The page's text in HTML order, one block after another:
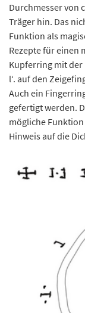
Durchmesser von
Träger hin. Das
Funktion als
Rezepte für einen
Kupferring mit der
l‘. auf den
Auch ein
gefertigt werden.
mögliche
Hinweis auf die